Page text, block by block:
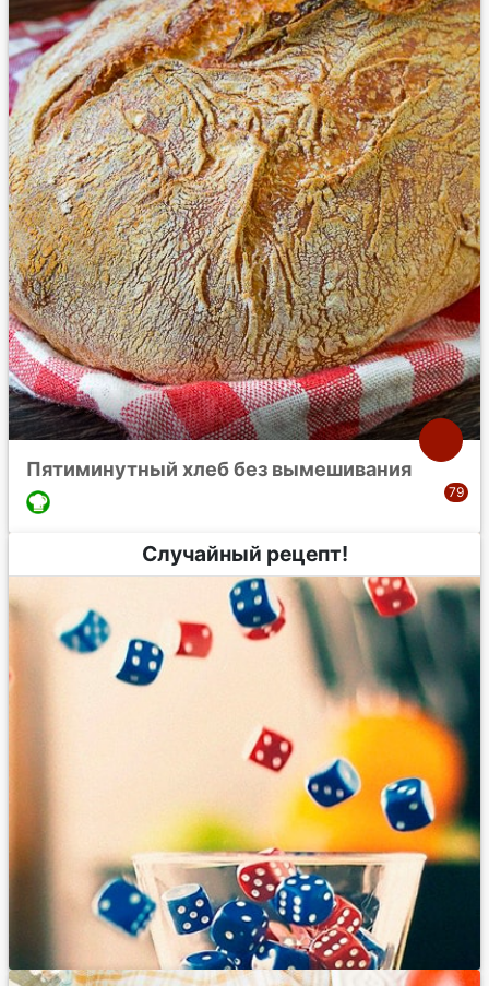
Пятиминутный хлеб без вымешивания
Случайный рецепт!